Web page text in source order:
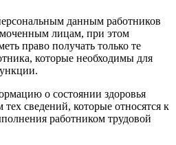
данным работников
лицам, при этом
право получать только те
которые необходимы для
о состоянии здоровья
сведений, которые относятся к
работником трудовой